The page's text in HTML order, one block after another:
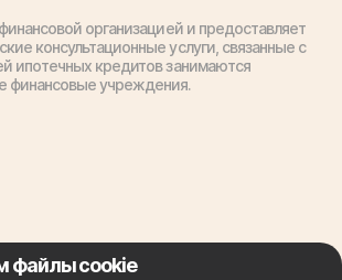
организацией и предоставляет
консультационные услуги, связанные с
ипотечных кредитов занимаются
финансовые учреждения.
файлы cookie